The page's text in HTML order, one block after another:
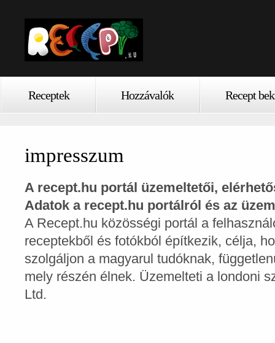
Receptek Hozzávalók Recept
impresszum
A recept.hu portál üzemeltetői,
Adatok a recept.hu portálról és az
A Recept.hu közösségi portál a
receptekből és fotókból építkezik, célja,
szolgáljon a magyarul tudóknak,
mely részén élnek. Üzemelteti a londoni
Ltd.